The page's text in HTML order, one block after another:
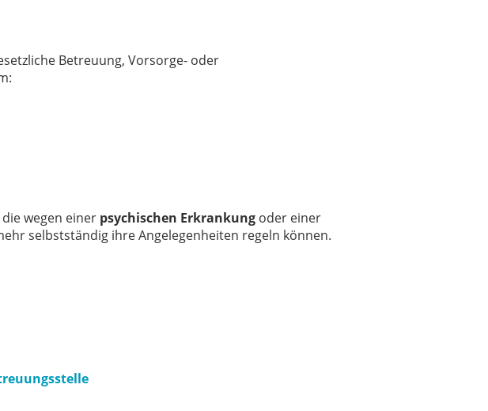
Betreuung, Vorsorge- oder
wegen einer psychischen Erkrankungoder einer
selbstständig ihre Angelegenheiten regeln können.